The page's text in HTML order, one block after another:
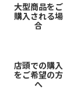
大型商品をご
購入される場
合
店頭での購入
をご希望の方
へ